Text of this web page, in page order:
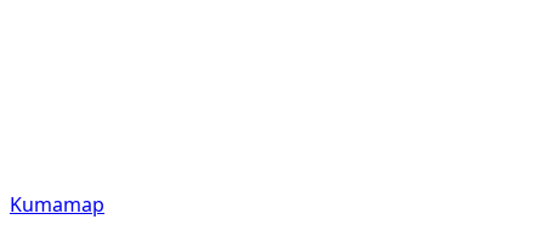
Kumamap